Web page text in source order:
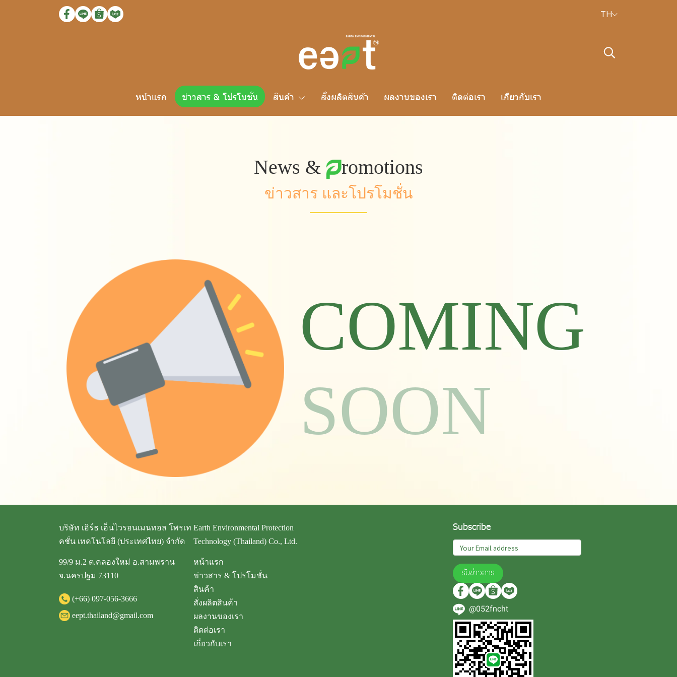
TH
หน้าแรก ข่าวสาร & โปรโมชั่น สินค้า สั่งผลิตสินค้า ผลงานของเรา ติดต่อเรา เกี่ยวกับเรา
News & romotions
ข่าวสาร และโปรโมชั่น
COMING
SOON
บริษัท เอิร์ธ เอ็นไวรอนเมนทอล โพรเท
คชั่น เทคโนโลยี (ประเทศไทย) จำกัด
99/9 ม.2 ต.คลองใหม่ อ.สามพราน
จ.นครปฐม 73110
(+66) 097-056-3666
eept.thailand@gmail.com
Earth Environmental Protection
Technology (Thailand) Co., Ltd.
หน้าแรก
ข่าวสาร & โปรโมชั่น
สินค้า
สั่งผลิตสินค้า
ผลงานของเรา
ติดต่อเรา
เกี่ยวกับเรา
Subscribe
รับข่าวสาร
@052fncht